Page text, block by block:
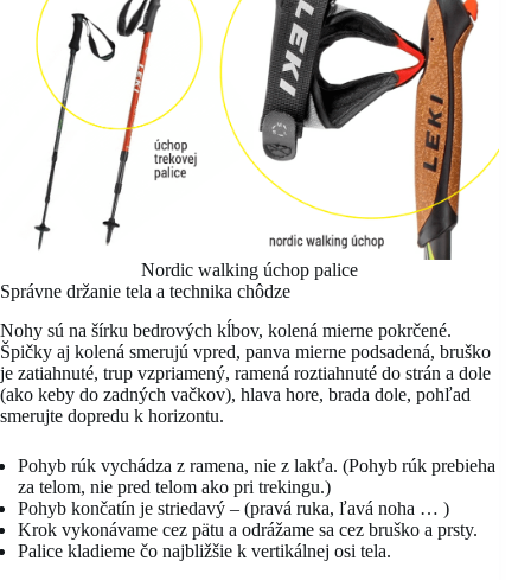
Nordic walking úchop palice
Správne držanie tela a technika chôdze
Nohy sú na šírku bedrových kĺbov, kolená mierne pokrčené.
Špičky aj kolená smerujú vpred, panva mierne podsadená, bruško
je zatiahnuté, trup vzpriamený, ramená roztiahnuté do strán a dole
(ako keby do zadných vačkov), hlava hore, brada dole, pohľad
smerujte dopredu k horizontu.
Pohyb rúk vychádza z ramena, nie z lakťa. (Pohyb rúk prebieha
za telom, nie pred telom ako pri trekingu.)
Pohyb končatín je striedavý – (pravá ruka, ľavá noha … )
Krok vykonávame cez pätu a odrážame sa cez bruško a prsty.
Palice kladieme čo najbližšie k vertikálnej osi tela.